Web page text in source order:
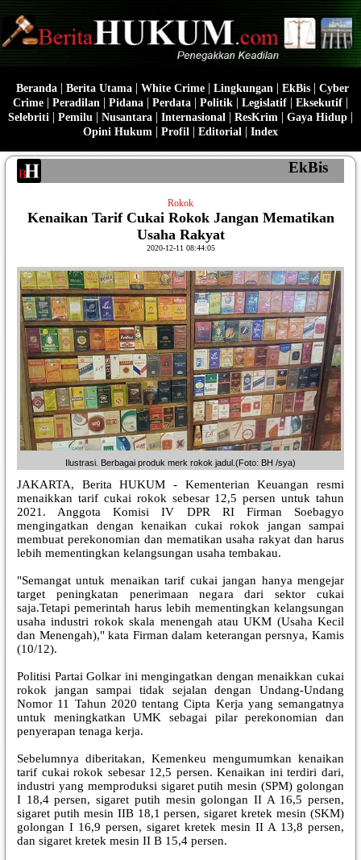
Beranda| Berita Utama| White Crime| Lingkungan | EkBis| Cyber
Crime | Peradilan | Pidana | Perdata | Politik | Legislatif | Eksekutif |
Selebriti | Pemilu | Nusantara | Internasional | ResKrim | Gaya Hidup |
Opini Hukum | Profil | Editorial | Index
EkBis
Rokok
Kenaikan Tarif Cukai Rokok Jangan Mematikan
Usaha Rakyat
2020-12-11 08:44:05
Ilustrasi. Berbagai produk merk rokok jadul.(Foto: BH /sya)
JAKARTA, Berita HUKUM - Kementerian Keuangan resmi
menaikkan tarif cukai rokok sebesar 12,5 persen untuk tahun
2021. Anggota Komisi IV DPR RI Firman Soebagyo
mengingatkan dengan kenaikan cukai rokok jangan sampai
membuat perekonomian dan mematikan usaha rakyat dan harus
lebih mementingkan kelangsungan usaha tembakau.
"Semangat untuk menaikan tarif cukai jangan hanya mengejar
target peningkatan penerimaan negara dari sektor cukai
saja.Tetapi pemerintah harus lebih mementingkan kelangsungan
usaha industri rokok skala menengah atau UKM (Usaha Kecil
dan Menengah)," kata Firman dalam keterangan persnya, Kamis
(10/12).
Politisi Partai Golkar ini mengingatkan dengan menaikkan cukai
rokok jangan sampai tidak sejalan dengan Undang-Undang
Nomor 11 Tahun 2020 tentang Cipta Kerja yang semangatnya
untuk meningkatkan UMK sebagai pilar perekonomian dan
penyerapan tenaga kerja.
Sebelumnya diberitakan, Kemenkeu mengumumkan kenaikan
tarif cukai rokok sebesar 12,5 persen. Kenaikan ini terdiri dari,
industri yang memproduksi sigaret putih mesin (SPM) golongan
I 18,4 persen, sigaret putih mesin golongan II A 16,5 persen,
sigaret putih mesin IIB 18,1 persen, sigaret kretek mesin (SKM)
golongan I 16,9 persen, sigaret kretek mesin II A 13,8 persen,
dan sigaret kretek mesin II B 15,4 persen.